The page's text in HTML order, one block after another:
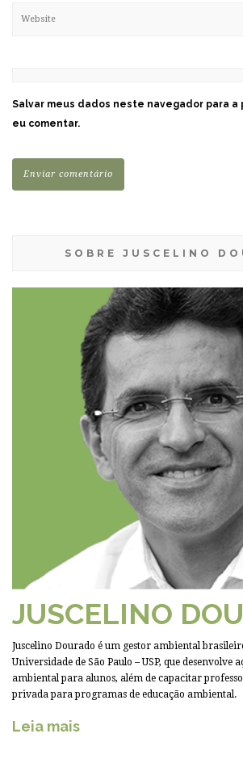
Salvar meus dados neste navegador para a
eu comentar.
SOBRE JUSCELINO
JUSCELINO
Juscelino Dourado é um gestor ambiental
Universidade de São Paulo – USP, que desenvolve
ambiental para alunos, além de capacitar
privada para programas de educação ambiental.
Leia mais